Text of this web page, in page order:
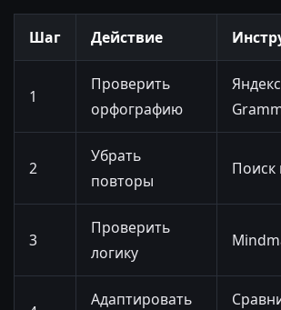
Шаг Действие
1
Проверить
орфографию
2
Убрать
повторы
Поиск
3
Проверить
логику
Адаптировать